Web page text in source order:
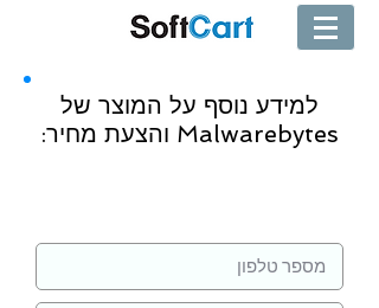
למידע נוסף על המוצר של
Malwarebytes והצעת מחיר: